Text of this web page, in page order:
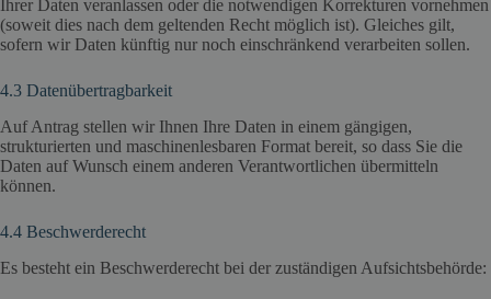
Ihrer Daten veranlassen oder die notwendigen Korrekturen vornehmen
(soweit dies nach dem geltenden Recht möglich ist). Gleiches gilt,
sofern wir Daten künftig nur noch einschränkend verarbeiten sollen.
4.3 Datenübertragbarkeit
Auf Antrag stellen wir Ihnen Ihre Daten in einem gängigen,
strukturierten und maschinenlesbaren Format bereit, so dass Sie die
Daten auf Wunsch einem anderen Verantwortlichen übermitteln
können.
4.4 Beschwerderecht
Es besteht ein Beschwerderecht bei der zuständigen Aufsichtsbehörde: